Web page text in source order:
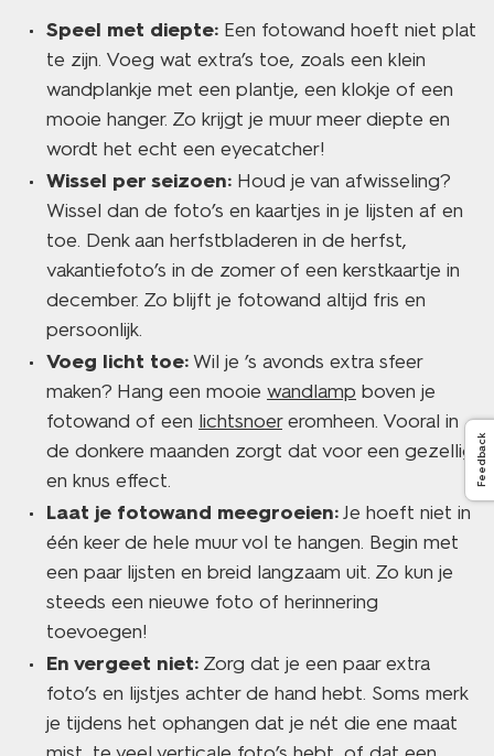
Speel met diepte: Een fotowand hoeft niet plat
te zijn. Voeg wat extra’s toe, zoals een klein
wandplankje met een plantje, een klokje of een
mooie hanger. Zo krijgt je muur meer diepte en
wordt het echt een eyecatcher!
Wissel per seizoen: Houd je van afwisseling?
Wissel dan de foto’s en kaartjes in je lijsten af en
toe. Denk aan herfstbladeren in de herfst,
vakantiefoto’s in de zomer of een kerstkaartje in
december. Zo blijft je fotowand altijd fris en
persoonlijk.
Voeg licht toe:Wil je ’s avonds extra sfeer
maken? Hang een mooie wandlamp boven je
fotowand of een lichtsnoereromheen. Vooral in
de donkere maanden zorgt dat voor een gezellig
en knus effect.
Laat je fotowand meegroeien:Je hoeft niet in
één keer de hele muur vol te hangen. Begin met
een paar lijsten en breid langzaam uit. Zo kun je
steeds een nieuwe foto of herinnering
toevoegen!
En vergeet niet: Zorg dat je een paar extra
foto’s en lijstjes achter de hand hebt. Soms merk
je tijdens het ophangen dat je nét die ene maat
Feedback